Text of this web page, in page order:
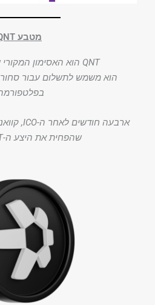
מטבע QNT
QNT הוא האסימון המקורי של רשת קוואנט.
הוא משמש לתשלום עבור
ארבעה חודשים לאחר ה-ICO, קוואנט
שהפחית את היצע ה-QNT הכולל.